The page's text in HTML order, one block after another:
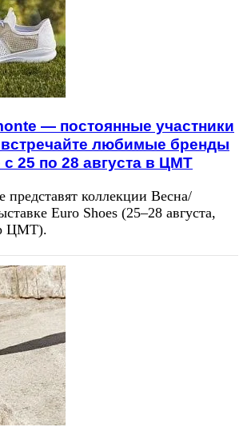
— постоянные участники
любимые бренды
25 по 28 августа в ЦМТ
представят коллекции Весна/
Euro Shoes (25–28 августа,
ЦМТ).